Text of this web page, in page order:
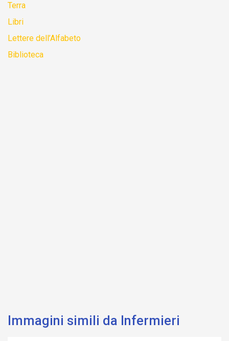
Terra
Libri
Lettere dell’Alfabeto
Biblioteca
Immagini simili da Infermieri